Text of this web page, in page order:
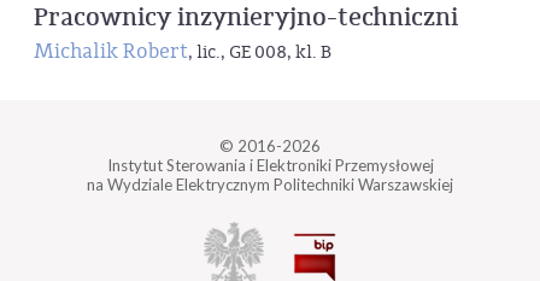
Pracownicy inzynieryjno-techniczni
Michalik Robert, lic., GE 008, kl. B
© 2016-2026
Instytut Sterowania i Elektroniki Przemysłowej
na Wydziale Elektrycznym Politechniki Warszawskiej